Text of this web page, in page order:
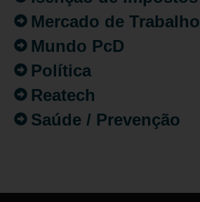
Mercado de Trabalho
Mundo PcD
Política
Reatech
Saúde / Prevenção